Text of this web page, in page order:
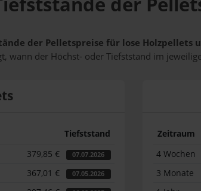
der Pelletspreise für lose Holzpellets
wann der Höchst- oder Tiefststand im
Tiefststand
379,85 € 07.07.2026
367,01 € 07.05.2026
Zeitraum
4 Wochen
3 Monate